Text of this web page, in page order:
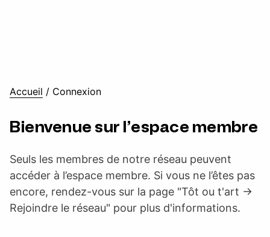
Accueil / Connexion
Bienvenue sur l’espace membre
Seuls les membres de notre réseau peuvent
accéder à l’espace membre. Si vous ne l’êtes pas
encore, rendez-vous sur la page "Tôt ou t'art ->
Rejoindre le réseau" pour plus d'informations.